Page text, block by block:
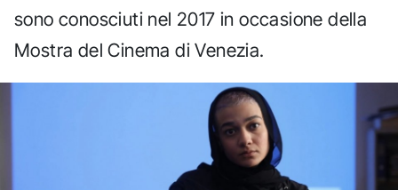
sono conosciuti nel 2017 in occasione della
Mostra del Cinema di Venezia.